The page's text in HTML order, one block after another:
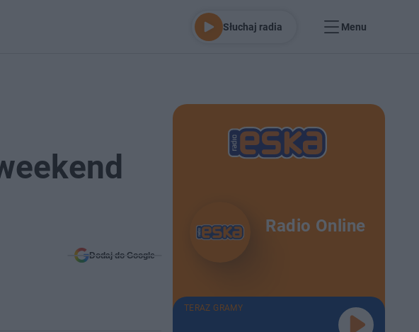
Słuchaj radia Menu
Dodaj do Google
Radio Online
TERAZ GRAMY